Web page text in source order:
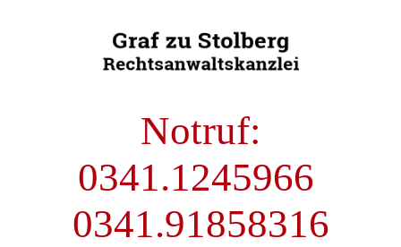
Notruf:
0341.1245966
0341.91858316